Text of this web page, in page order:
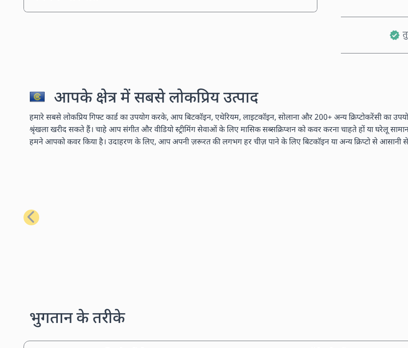
आपके क्षेत्र में सबसे लोकप्रिय उत्पाद
हमारे सबसे लोकप्रिय गिफ्ट कार्ड का उपयोग करके, आप बिटकॉइन, एथेरियम, लाइटकॉइन, सोलाना और 200+ अन्य क्रिप्टोकरेंसी का
श्रृंखला खरीद सकते हैं। चाहे आप संगीत और वीडियो स्ट्रीमिंग सेवाओं के लिए मासिक सब्सक्रिप्शन को कवर करना चाहते हों या घरेलू
हमने आपको कवर किया है। उदाहरण के लिए, आप अपनी ज़रूरत की लगभग हर चीज़ पाने के लिए बिटकॉइन या अन्य क्रिप्टो से आसानी
पिछला
भुगतान के तरीके